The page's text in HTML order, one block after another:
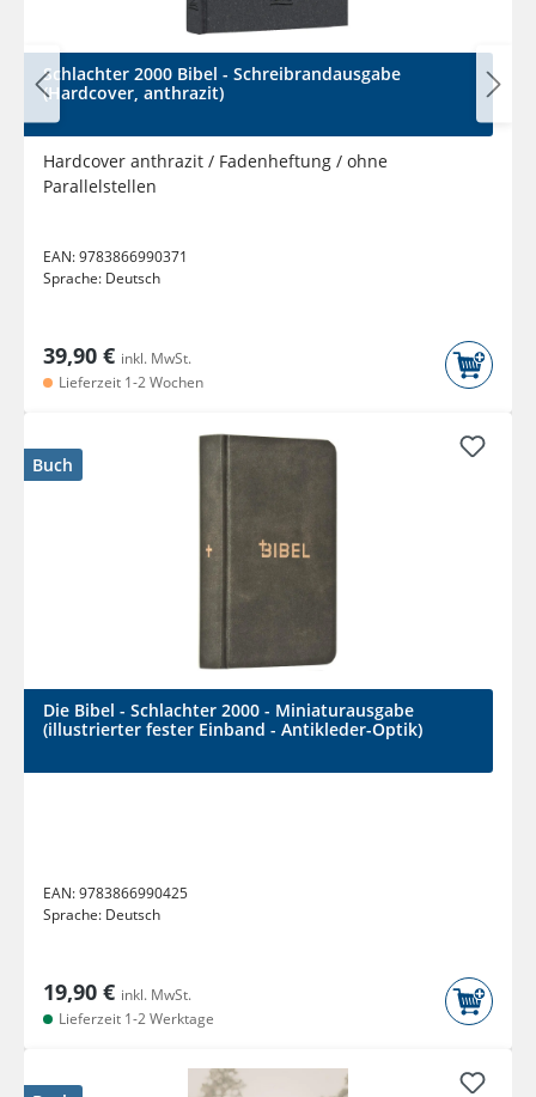
Schlachter 2000 Bibel - Schreibrandausgabe
(Hardcover, anthrazit)
Hardcover anthrazit / Fadenheftung / ohne
Parallelstellen
EAN:9783866990371
Sprache: Deutsch
39,90 € inkl. MwSt.
Lieferzeit 1-2 Wochen
Buch
Die Bibel - Schlachter 2000 - Miniaturausgabe
(illustrierter fester Einband - Antikleder-Optik)
EAN:9783866990425
Sprache: Deutsch
19,90 € inkl. MwSt.
Lieferzeit 1-2 Werktage